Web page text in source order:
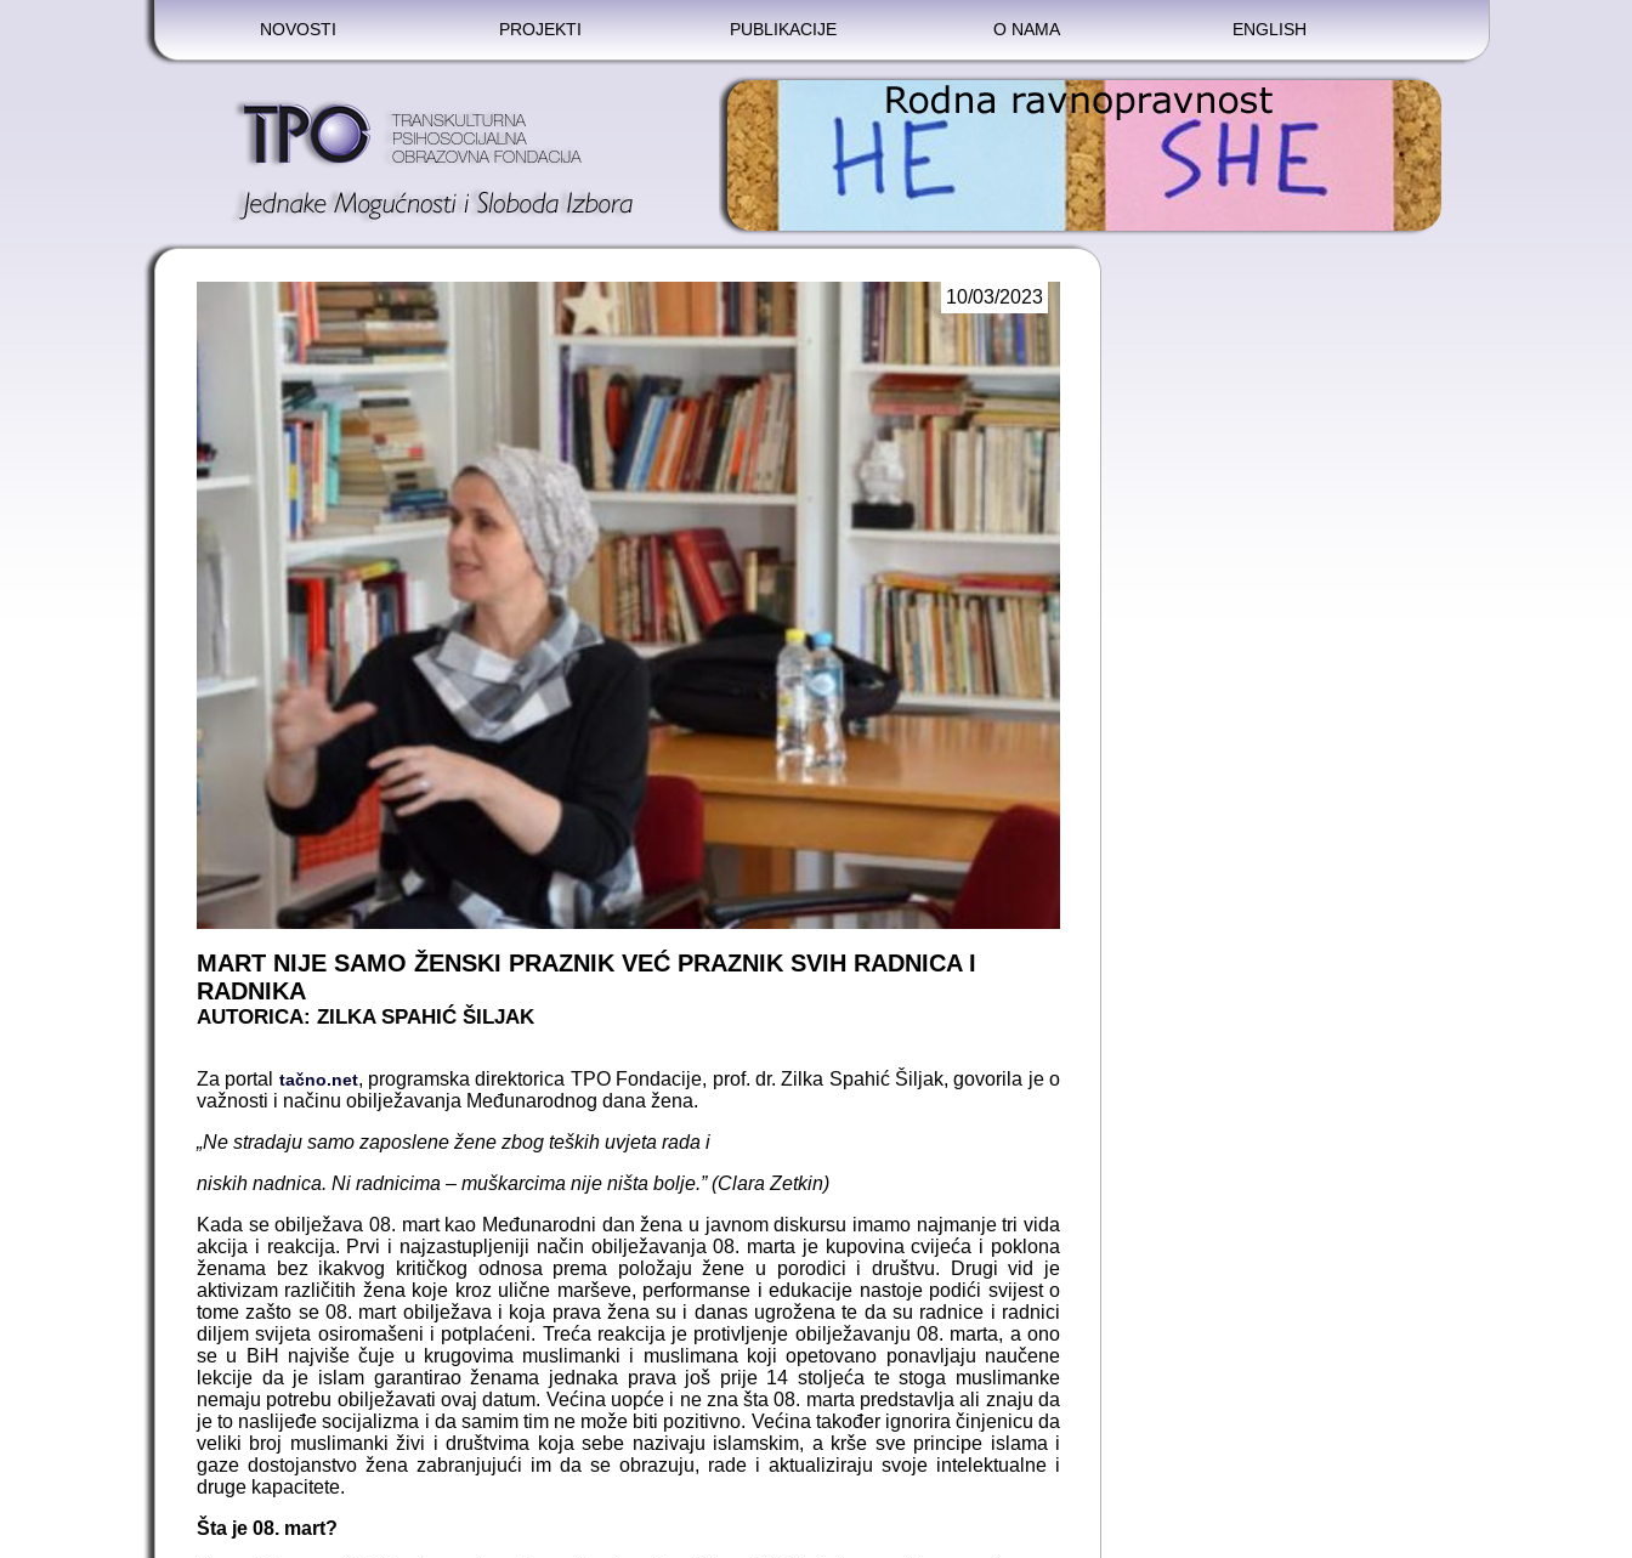
NOVOSTI PROJEKTI PUBLIKACIJE O NAMA ENGLISH
10/03/2023
MART NIJE SAMO ŽENSKI PRAZNIK VEĆ PRAZNIK SVIH RADNICA I
RADNIKA
AUTORICA: ZILKA SPAHIĆ ŠILJAK
Za portal tačno.net, programska direktorica TPO Fondacije, prof. dr. Zilka Spahić Šiljak, govorila je o
važnosti i načinu obilježavanja Međunarodnog dana žena.
„Ne stradaju samo zaposlene žene zbog teških uvjeta rada i
niskih nadnica. Ni radnicima – muškarcima nije ništa bolje.” (Clara Zetkin)
Kada se obilježava 08. mart kao Međunarodni dan žena u javnom diskursu imamo najmanje tri vida
akcija i reakcija. Prvi i najzastupljeniji način obilježavanja 08. marta je kupovina cvijeća i poklona
ženama bez ikakvog kritičkog odnosa prema položaju žene u porodici i društvu. Drugi vid je
aktivizam različitih žena koje kroz ulične marševe, performanse i edukacije nastoje podići svijest o
tome zašto se 08. mart obilježava i koja prava žena su i danas ugrožena te da su radnice i radnici
diljem svijeta osiromašeni i potplaćeni. Treća reakcija je protivljenje obilježavanju 08. marta, a ono
se u BiH najviše čuje u krugovima muslimanki i muslimana koji opetovano ponavljaju naučene
lekcije da je islam garantirao ženama jednaka prava još prije 14 stoljeća te stoga muslimanke
nemaju potrebu obilježavati ovaj datum. Većina uopće i ne zna šta 08. marta predstavlja ali znaju da
je to naslijeđe socijalizma i da samim tim ne može biti pozitivno. Većina također ignorira činjenicu da
veliki broj muslimanki živi i društvima koja sebe nazivaju islamskim, a krše sve principe islama i
gaze dostojanstvo žena zabranjujući im da se obrazuju, rade i aktualiziraju svoje intelektualne i
druge kapacitete.
Šta je 08. mart?